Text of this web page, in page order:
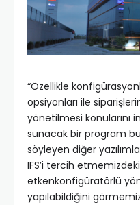
“Özellikle
opsiyonları ile
yönetilmesi konularını
sunacak bir program
söyleyen diğer
IFS’i tercih
etkenkonfigüratörlü
yapılabildiğini